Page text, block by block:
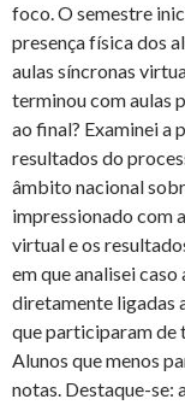
foco. O semestre
presença física dos
aulas síncronas
terminou com aulas
ao final? Examinei a
resultados do
âmbito nacional
impressionado com
virtual e os
em que analisei
diretamente ligadas
que participaram de
Alunos que menos
notas. Destaque-se: